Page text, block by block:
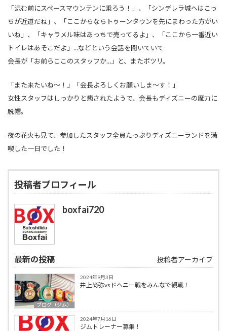
「混む前にスペースマウンテンに乗ろう！」、「シンデレラ城へはこっ
ちが近道だね」、「ここからならトゥーンタウンを先にまわった方がい
いね」、「キャラメル味はあっちで売ってるよ」、「ここから一番近い
トイレはあそこだよ」…などという会話を聞いていて
会長が「お前らここのスタッフか…」と、またポツリ。
「また来たいね～！」「会長よろしくお願いしま～す！」
女性スタッフはしっかりと癒されたようで、会長もディズニーの魔力に
脱帽。
夜の花火も見て、参加したスタッフ全員たっぷりディズニーランドを満
喫した一日でした！
投稿者プロフィール
boxfai720
最新の投稿 投稿者アーカイブ
ブログ（ジム）
2024年9月3日
井上尚弥vsドヘニー戦をみんなで観戦！
2024年7月16日
ジムトレーナー募集！